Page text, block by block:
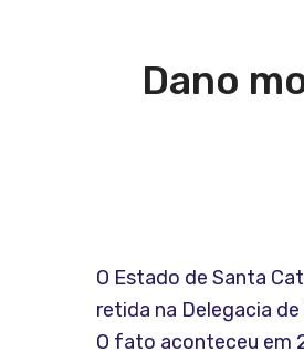
Dano
O Estado de Santa
retida na Delegacia
O fato aconteceu em